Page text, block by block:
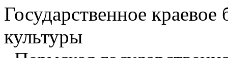
Государственное
культуры